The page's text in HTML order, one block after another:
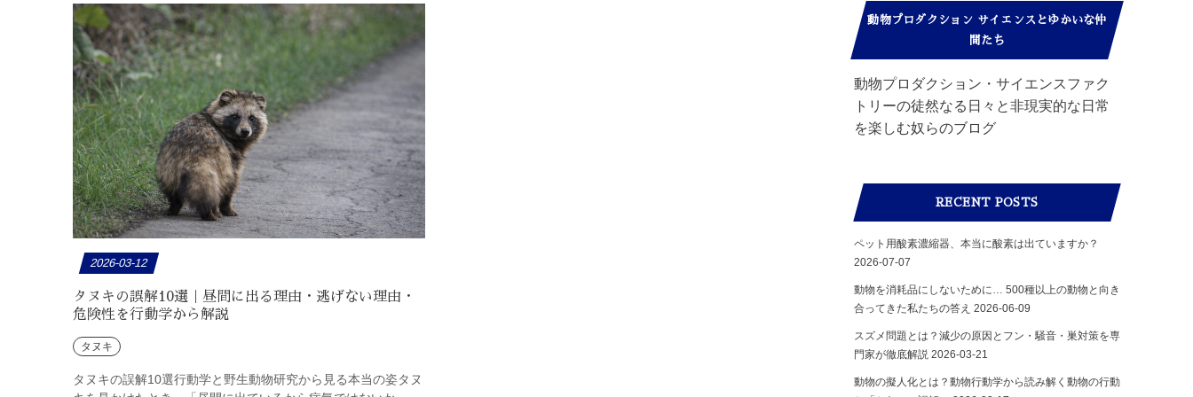
2026-03-12
タヌキの誤解10選｜昼間に出る理由・逃げない理由・
危険性を行動学から解説
タヌキ
タヌキの誤解10選行動学と野生動物研究から見る本当の姿タヌ
動物プロダクション サイエンスとゆかいな仲
間たち
動物プロダクション・サイエンスファク
トリーの徒然なる日々と非現実的な日常
を楽しむ奴らのブログ
RECENT POSTS
ペット用酸素濃縮器、本当に酸素は出ていますか？
2026-07-07
動物を消耗品にしないために… 500種以上の動物と向き
合ってきた私たちの答え 2026-06-09
スズメ問題とは？減少の原因とフン・騒音・巣対策を専
門家が徹底解説 2026-03-21
動物の擬人化とは？動物行動学から読み解く動物の行動